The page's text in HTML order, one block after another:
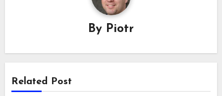
By Piotr
Related Post